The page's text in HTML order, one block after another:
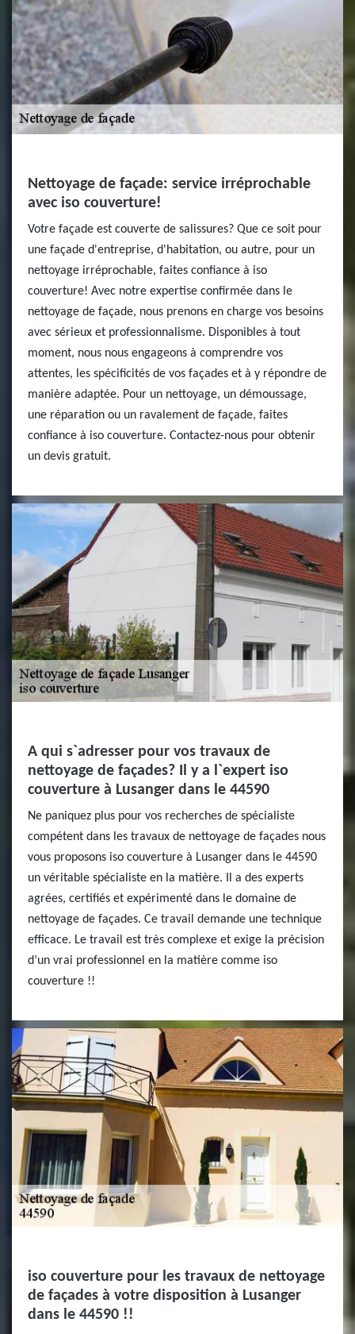
Nettoyage de façade: service irréprochable
avec iso couverture!
Votre façade est couverte de salissures? Que ce soit pour
une façade d'entreprise, d'habitation, ou autre, pour un
nettoyage irréprochable, faites confiance à iso
couverture! Avec notre expertise confirmée dans le
nettoyage de façade, nous prenons en charge vos besoins
avec sérieux et professionnalisme. Disponibles à tout
moment, nous nous engageons à comprendre vos
attentes, les spécificités de vos façades et à y répondre de
manière adaptée. Pour un nettoyage, un démoussage,
une réparation ou un ravalement de façade, faites
confiance à iso couverture. Contactez-nous pour obtenir
un devis gratuit.
A qui s`adresser pour vos travaux de
nettoyage de façades? Il y a l`expert iso
couverture à Lusanger dans le 44590
Ne paniquez plus pour vos recherches de spécialiste
compétent dans les travaux de nettoyage de façades nous
vous proposons iso couverture à Lusanger dans le 44590
un véritable spécialiste en la matière. Il a des experts
agrées, certifiés et expérimenté dans le domaine de
nettoyage de façades. Ce travail demande une technique
efficace. Le travail est très complexe et exige la précision
d’un vrai professionnel en la matière comme iso
couverture !!
iso couverture pour les travaux de nettoyage
de façades à votre disposition à Lusanger
dans le 44590 !!